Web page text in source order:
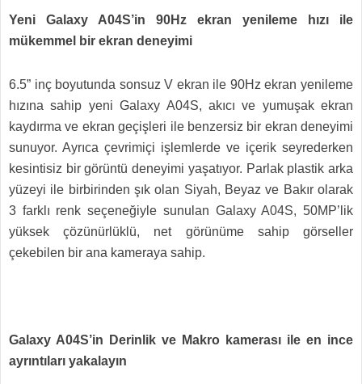
Yeni Galaxy A04S’in 90Hz ekran yenileme hızı ile
mükemmel bir ekran deneyimi
6.5” inç boyutunda sonsuz V ekran ile 90Hz ekran yenileme
hızına sahip yeni Galaxy A04S, akıcı ve yumuşak ekran
kaydırma ve ekran geçişleri ile benzersiz bir ekran deneyimi
sunuyor. Ayrıca çevrimiçi işlemlerde ve içerik seyrederken
kesintisiz bir görüntü deneyimi yaşatıyor. Parlak plastik arka
yüzeyi ile birbirinden şık olan Siyah, Beyaz ve Bakır olarak
3 farklı renk seçeneğiyle sunulan Galaxy A04S, 50MP’lik
yüksek çözünürlüklü, net görünüme sahip görseller
çekebilen bir ana kameraya sahip.
Galaxy A04S’in Derinlik ve Makro kamerası ile en ince
ayrıntıları yakalayın